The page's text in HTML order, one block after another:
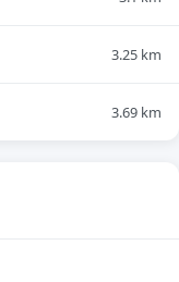
3.25 km
3.69 km